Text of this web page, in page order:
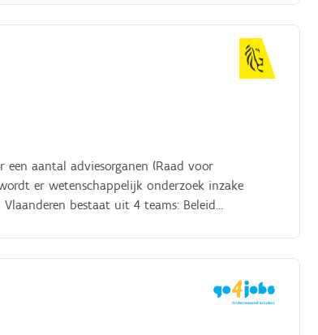
aantal adviesorganen (Raad voor
er wetenschappelijk onderzoek inzake
bestaat uit 4 teams: Beleid